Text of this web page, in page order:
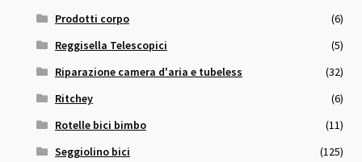
Prodotti corpo
(6)
Reggisella Telescopici
(5)
Riparazione camera d'aria e tubeless
(32)
Ritchey
(6)
Rotelle bici bimbo
(11)
Seggiolino bici
(125)